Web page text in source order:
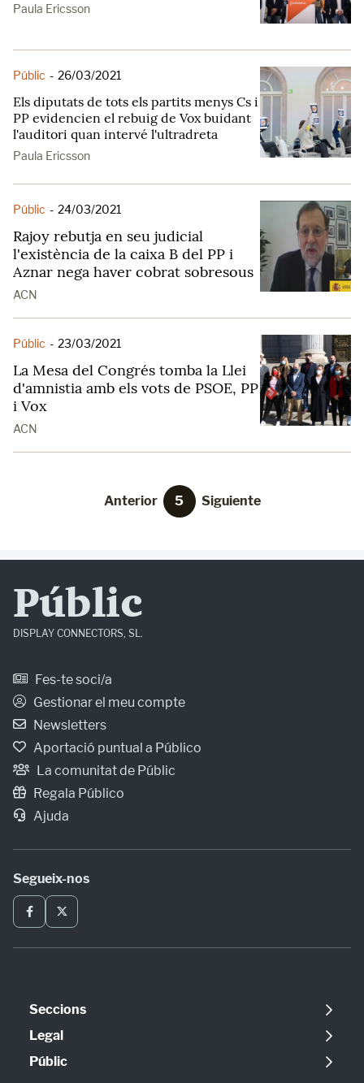
Paula Ericsson
Públic - 26/03/2021
Els diputats de tots els partits menys Cs i
PP evidencien el rebuig de Vox buidant
l'auditori quan intervé l'ultradreta
Paula Ericsson
Públic - 24/03/2021
Rajoy rebutja en seu judicial
l'existència de la caixa B del PP i
Aznar nega haver cobrat sobresous
ACN
Públic - 23/03/2021
La Mesa del Congrés tomba la Llei
d'amnistia amb els vots de PSOE, PP
i Vox
ACN
Anterior 5 Siguiente
Públic
DISPLAY CONNECTORS, SL.
Fes-te soci/a
Gestionar el meu compte
Newsletters
Aportació puntual a Público
La comunitat de Públic
Regala Público
Ajuda
Segueix-nos
Seccions
Política
Opinió
Legal
Avís legal
Públic